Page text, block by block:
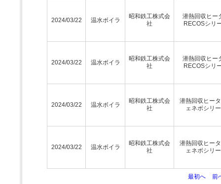
2024/03/22 温水ボイラ
昭和鉄工株式会
社
潜熱回収ヒー
RECOSシリ
2024/03/22 温水ボイラ
昭和鉄工株式会
社
潜熱回収ヒー
RECOSシリ
2024/03/22 温水ボイラ
昭和鉄工株式会
社
潜熱回収ヒー
ェネボシリ
2024/03/22 温水ボイラ
昭和鉄工株式会
社
潜熱回収ヒー
ェネボシリ
最初へ 前